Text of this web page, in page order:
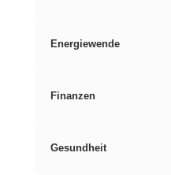
Energiewende
Finanzen
Gesundheit